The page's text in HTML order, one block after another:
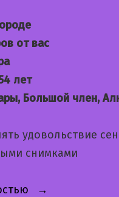
от вас
лет
Большой член,
удовольствие
снимками
«Валерия»